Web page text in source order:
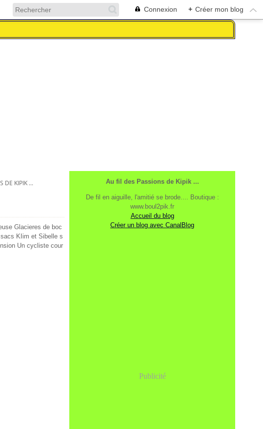
Connexion + Créer mon blog
DE KIPIK ...
Glacieres de boc
KIim et Sibelle s
Un cycliste cour
Au fil des Passions de Kipik ...
De fil en aiguille, l'amitié se brode.... Boutique :
www.boul2pik.fr
Accueil du blog
Créer un blog avec CanalBlog
Publicité